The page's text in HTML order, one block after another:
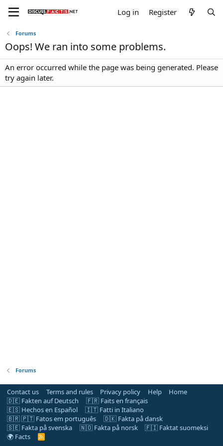
Log in Register
Forums
Oops! We ran into some problems.
An error occurred while the page was being generated. Please
try again later.
Forums
Contact us Terms and rules Privacy policy Help
Home
🇩🇪 Fakten auf Deutsch
🇫🇷 Faits en français
🇪🇸 Hechos en Español
🇮🇹 Fatti in Italiano
🇧🇷 🇵🇹 Fatos em português
🇩🇰 Fakta på dansk
🇸🇪 Fakta på svenska
🇳🇴 Fakta på norsk
🇫🇮 Faktat suomeksi
🌍 Facts
R